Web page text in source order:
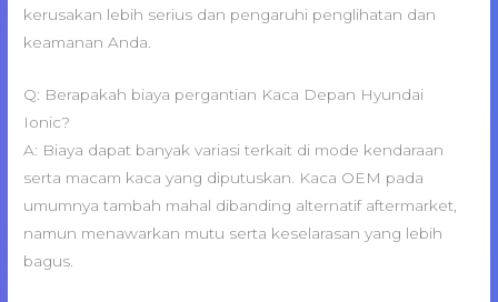
kerusakan lebih serius dan pengaruhi penglihatan dan
keamanan Anda.
Q: Berapakah biaya pergantian Kaca Depan Hyundai
Ionic?
A: Biaya dapat banyak variasi terkait di mode kendaraan
serta macam kaca yang diputuskan. Kaca OEM pada
umumnya tambah mahal dibanding alternatif aftermarket,
namun menawarkan mutu serta keselarasan yang lebih
bagus.